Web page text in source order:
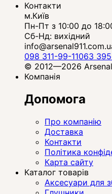
Контакти
м.Київ
Пн-Пт з 10:00 до
Сб-Нд: вихідний
098 311-99-11063
© 2012—2026 Arsenal
Компанія
Допомога
Про компанію
Доставка
Контакти
Політика
Карта сайту
Каталог товарів
Аксесуари для